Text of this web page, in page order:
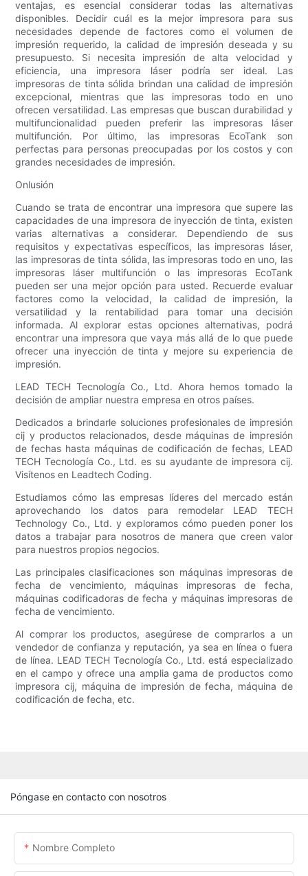
ventajas, es esencial considerar todas las alternativas
disponibles. Decidir cuál es la mejor impresora para sus
necesidades depende de factores como el volumen de
impresión requerido, la calidad de impresión deseada y su
presupuesto. Si necesita impresión de alta velocidad y
eficiencia, una impresora láser podría ser ideal. Las
impresoras de tinta sólida brindan una calidad de impresión
excepcional, mientras que las impresoras todo en uno
ofrecen versatilidad. Las empresas que buscan durabilidad y
multifuncionalidad pueden preferir las impresoras láser
multifunción. Por último, las impresoras EcoTank son
perfectas para personas preocupadas por los costos y con
grandes necesidades de impresión.
Onlusión
Cuando se trata de encontrar una impresora que supere las
capacidades de una impresora de inyección de tinta, existen
varias alternativas a considerar. Dependiendo de sus
requisitos y expectativas específicos, las impresoras láser,
las impresoras de tinta sólida, las impresoras todo en uno, las
impresoras láser multifunción o las impresoras EcoTank
pueden ser una mejor opción para usted. Recuerde evaluar
factores como la velocidad, la calidad de impresión, la
versatilidad y la rentabilidad para tomar una decisión
informada. Al explorar estas opciones alternativas, podrá
encontrar una impresora que vaya más allá de lo que puede
ofrecer una inyección de tinta y mejore su experiencia de
impresión.
LEAD TECH Tecnología Co., Ltd. Ahora hemos tomado la
decisión de ampliar nuestra empresa en otros países.
Dedicados a brindarle soluciones profesionales de impresión
cij y productos relacionados, desde máquinas de impresión
de fechas hasta máquinas de codificación de fechas, LEAD
TECH Tecnología Co., Ltd. es su ayudante de impresora cij.
Visítenos en Leadtech Coding.
Estudiamos cómo las empresas líderes del mercado están
aprovechando los datos para remodelar LEAD TECH
Technology Co., Ltd. y exploramos cómo pueden poner los
datos a trabajar para nosotros de manera que creen valor
para nuestros propios negocios.
Las principales clasificaciones son máquinas impresoras de
fecha de vencimiento, máquinas impresoras de fecha,
máquinas codificadoras de fecha y máquinas impresoras de
fecha de vencimiento.
Al comprar los productos, asegúrese de comprarlos a un
vendedor de confianza y reputación, ya sea en línea o fuera
de línea. LEAD TECH Tecnología Co., Ltd. está especializado
en el campo y ofrece una amplia gama de productos como
impresora cij, máquina de impresión de fecha, máquina de
codificación de fecha, etc.
Póngase en contacto con nosotros
Nombre Completo